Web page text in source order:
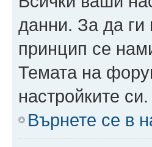
данни. За да ги
принцип се
Темата на
настройките си.
Върнете се в